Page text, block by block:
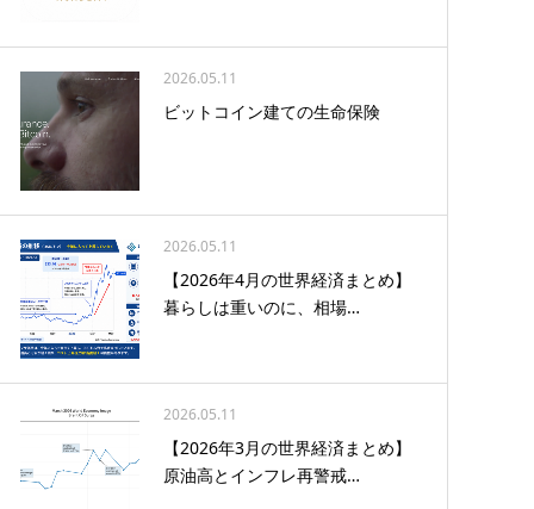
2026.05.11
ビットコイン建ての生命保険
2026.05.11
【2026年4月の世界経済まとめ】
暮らしは重いのに、相場…
2026.05.11
【2026年3月の世界経済まとめ】
原油高とインフレ再警戒…